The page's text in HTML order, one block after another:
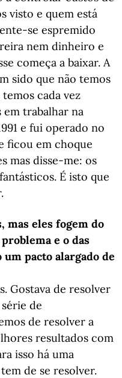
visto e quem está
se espremido
nem dinheiro e
começa a baixar. A
sido que não temos
cada vez
em trabalhar na
e fui operado no
ficou em choque
mas disse-me: os
É isto que
mas eles fogem do
e o das
pacto alargado de
Gostava de resolver
de
de resolver a
resultados com
isso há uma
de se resolver.